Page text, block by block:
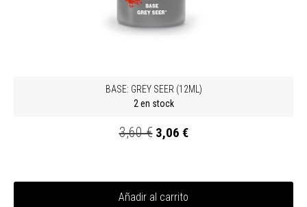
BASE: GREY SEER (12ML)
2 en stock
3,60 € 3,06 €
Añadir al carrito